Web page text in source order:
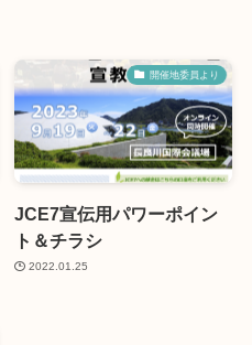
開催地委員より
JCE7宣伝用パワーポイン
ト＆チラシ
2022.01.25